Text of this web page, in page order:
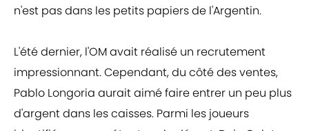
n'est pas dans les petits papiers de l'Argentin.
L'été dernier, l'OM avait réalisé un recrutement
impressionnant. Cependant, du côté des ventes,
Pablo Longoria aurait aimé faire entrer un peu plus
d'argent dans les caisses. Parmi les joueurs